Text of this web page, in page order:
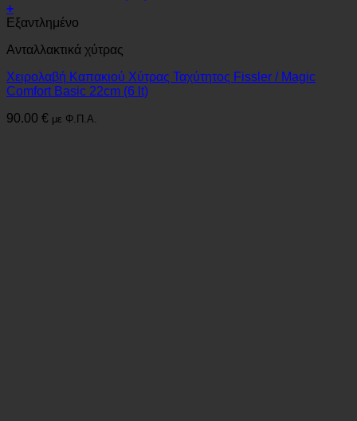
+
Εξαντλημένο
Ανταλλακτικά χύτρας
Χειρολαβή Καπακιού Χύτρας Ταχύτητος Fissler / Magic
Comfort Basic 22cm (6 lt)
90.00 € με Φ.Π.Α.